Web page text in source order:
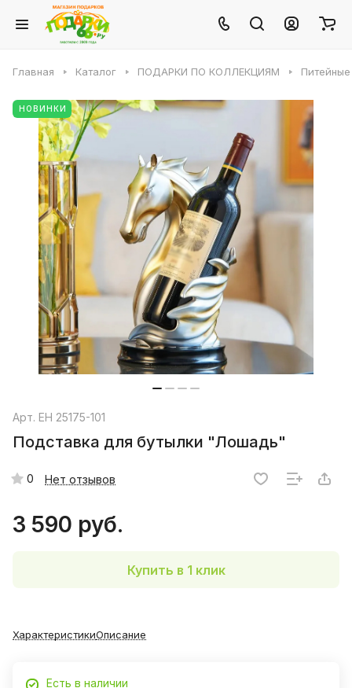
Главная Каталог ПОДАРКИ ПО КОЛЛЕКЦИЯМ
НОВИНКИ
Арт. EH 25175-101
Подставка для бутылки "Лошадь"
0 Нет отзывов
3 590 руб.
Купить в 1 клик
ХарактеристикиОписание
Есть в наличии